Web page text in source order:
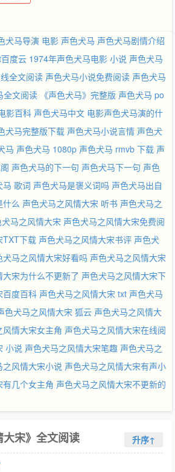
犬马导演 电影 声色犬马 声色犬马剧情介绍
度云 1974年声色犬马电影 小说 声色犬马
全文阅读 声色犬马小说免费阅读 声色犬马
全文阅读 《声色犬马》完整版 声色犬马 po
影百科 声色犬马中文 电影声色犬马演的什
犬马完整版下载 声色犬马小说言情 声色犬
马 声色犬马 1080p 声色犬马 rmvb 下载 声
声色犬马的下一句 声色犬马下一句 声色
马 歌词 声色犬马是褒义词吗 声色犬马出自
什么 声色犬马之风情大宋 听书 声色犬马之
马之风情大宋 声色犬马之风情大宋免费阅
TXT下载 声色犬马之风情大宋书评 声色犬
犬马之风情大宋好看吗 声色犬马之风情大宋
宋为什么不更新了 声色犬马之风情大宋下
百度百科 声色犬马之风情大宋 txt 声色犬马
色犬马之风情大宋 狐云 声色犬马之风情大
风情大宋女主角 声色犬马之风情大宋在线阅
小说 声色犬马之风情大宋笔趣 声色犬马之
之风情大宋小说 声色犬马之风情大宋有声小
几个女主角 声色犬马之风情大宋不更新的
大宋》全文阅读 升序↑